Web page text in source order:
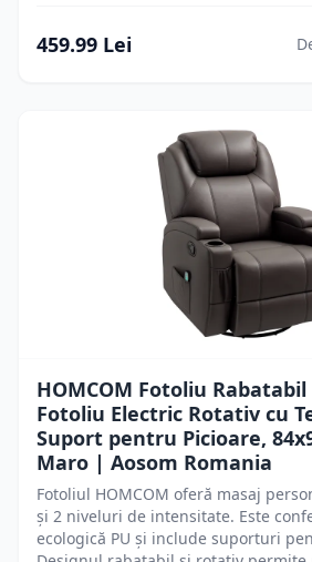
459.99 Lei
HOMCOM Fotoliu
Fotoliu Electric Rotativ cu
Suport pentru Picioare,
Maro | Aosom Romania
Fotoliul HOMCOM oferă masaj
și 2 niveluri de intensitate. Este
ecologică PU și include suporturi